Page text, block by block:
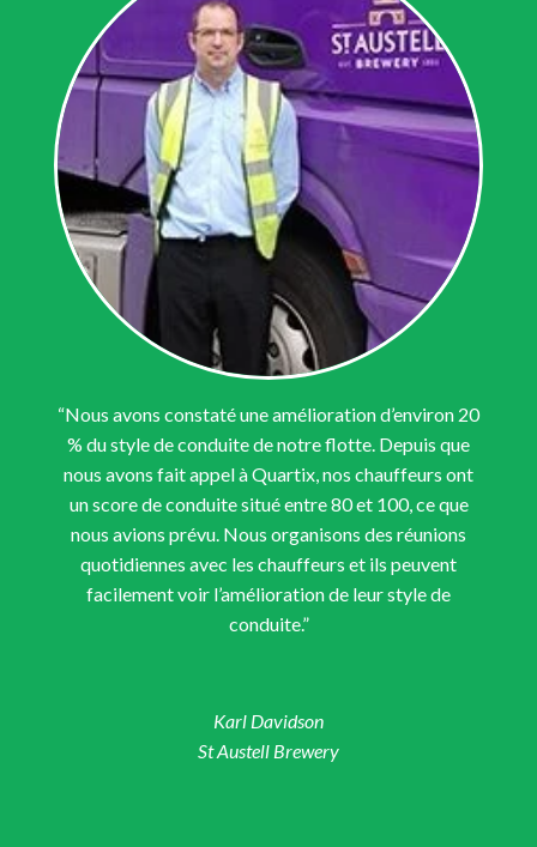
“Nous avons constaté une amélioration d’environ 20
% du style de conduite de notre flotte. Depuis que
nous avons fait appel à Quartix, nos chauffeurs ont
un score de conduite situé entre 80 et 100, ce que
nous avions prévu. Nous organisons des réunions
quotidiennes avec les chauffeurs et ils peuvent
facilement voir l’amélioration de leur style de
conduite.”
Karl Davidson
St Austell Brewery